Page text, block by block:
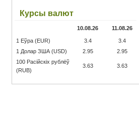
Курсы валют
10.08.26 11.08.26
1 Еўра (EUR) 3.4
3.4
1 Долар ЗША (USD)
2.95
2.95
100 Расійскіх рублёў
(RUB)
3.63 3.63